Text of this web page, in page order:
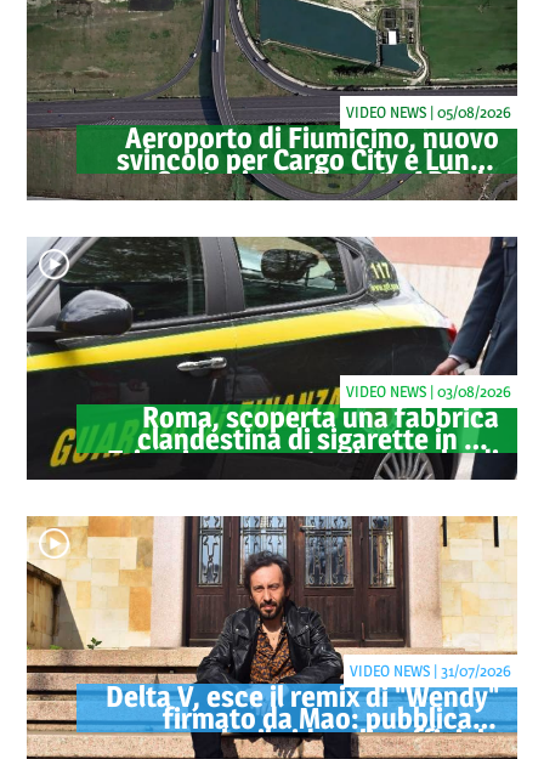
Aeroporto di Fiumicino, nuovo
svincolo per Cargo City e Lunga
Sosta: investimento ADR da
oltre 40 milioni
VIDEO NEWS | 05/08/2026
Roma, scoperta una fabbrica
clandestina di sigarette in via
Trigoria: sequestrati 1.350 kg di
tabacco
VIDEO NEWS | 03/08/2026
Delta V, esce il remix di "Wendy"
firmato da Mao: pubblicato
anche il videoclip ufficiale
VIDEO NEWS | 31/07/2026